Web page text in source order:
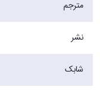
خیال‌پردازی و برای عاشق
لوئیزای هجده‌ساله
ناشناخته‌ها وجودش را
مترجم
نشر
شابک